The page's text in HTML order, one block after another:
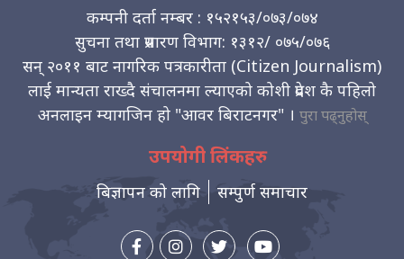
कम्पनी दर्ता नम्बर : १५२१५३/०७३/०७४
सुचना तथा प्रसारण विभाग: १३१२/ ०७५/०७६
सन् २०११ बाट नागरिक पत्रकारीता (Citizen Journalism)
लाई मान्यता राख्दै संचालनमा ल्याएको कोशी प्रदेश कै पहिलो
अनलाइन म्यागजिन हो "आवर बिराटनगर" । पुरा पढ्नुहोस्
उपयोगी लिंकहरु
बिज्ञापन को लागि सम्पुर्ण समाचार